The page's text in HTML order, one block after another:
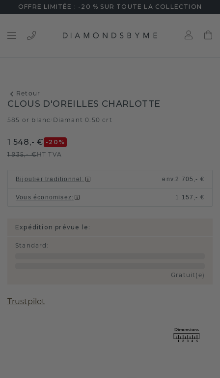
OFFRE LIMITÉE : -20 % SUR TOUTE LA COLLECTION
Retour
CLOUS D'OREILLES CHARLOTTE
585 or blanc Diamant 0.50 crt
1 548,- € -20 %
1 935,- €HT TVA
Bijoutier traditionnel : env.2 705,- €
Vous économisez: 1 157,- €
Expédition prévue le:
Standard :
Gratuit(e)
Trustpilot